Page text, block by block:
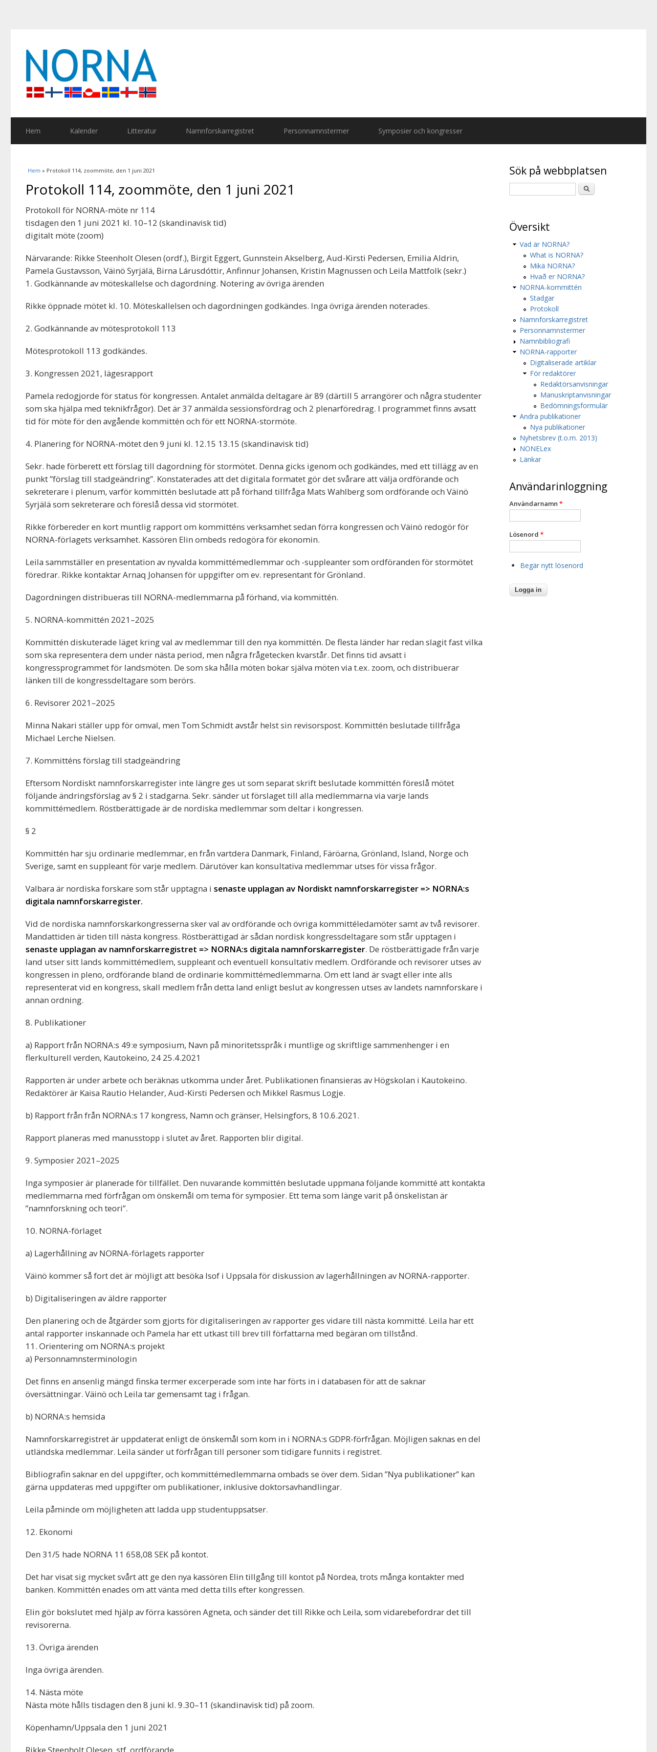
Hem Kalender Litteratur Namnforskarregistret Personnamnstermer Symposier och kongresser
Du är här
Hem » Protokoll 114, zoommöte, den 1 juni 2021
Protokoll 114, zoommöte, den 1 juni 2021
Protokoll för NORNA-möte nr 114
tisdagen den 1 juni 2021 kl. 10–12 (skandinavisk tid)
digitalt möte (zoom)
Närvarande: Rikke Steenholt Olesen (ordf.), Birgit Eggert, Gunnstein Akselberg, Aud-Kirsti Pedersen, Emilia Aldrin,
Pamela Gustavsson, Väinö Syrjälä, Birna Lárusdóttir, Anfinnur Johansen, Kristin Magnussen och Leila Mattfolk (sekr.)
1. Godkännande av möteskallelse och dagordning. Notering av övriga ärenden
Rikke öppnade mötet kl. 10. Möteskallelsen och dagordningen godkändes. Inga övriga ärenden noterades.
2. Godkännande av mötesprotokoll 113
Mötesprotokoll 113 godkändes.
3. Kongressen 2021, lägesrapport
Pamela redogjorde för status för kongressen. Antalet anmälda deltagare är 89 (därtill 5 arrangörer och några studenter
som ska hjälpa med teknikfrågor). Det är 37 anmälda sessionsfördrag och 2 plenarföredrag. I programmet finns avsatt
tid för möte för den avgående kommittén och för ett NORNA-stormöte.
4. Planering för NORNA-mötet den 9 juni kl. 12.15 13.15 (skandinavisk tid)
Sekr. hade förberett ett förslag till dagordning för stormötet. Denna gicks igenom och godkändes, med ett tillägg av en
punkt ”förslag till stadgeändring”. Konstaterades att det digitala formatet gör det svårare att välja ordförande och
sekreterare i plenum, varför kommittén beslutade att på förhand tillfråga Mats Wahlberg som ordförande och Väinö
Syrjälä som sekreterare och föreslå dessa vid stormötet.
Rikke förbereder en kort muntlig rapport om kommitténs verksamhet sedan förra kongressen och Väinö redogör för
NORNA-förlagets verksamhet. Kassören Elin ombeds redogöra för ekonomin.
Leila sammställer en presentation av nyvalda kommittémedlemmar och -suppleanter som ordföranden för stormötet
föredrar. Rikke kontaktar Arnaq Johansen för uppgifter om ev. representant för Grönland.
Dagordningen distribueras till NORNA-medlemmarna på förhand, via kommittén.
5. NORNA-kommittén 2021–2025
Kommittén diskuterade läget kring val av medlemmar till den nya kommittén. De flesta länder har redan slagit fast vilka
som ska representera dem under nästa period, men några frågetecken kvarstår. Det finns tid avsatt i
kongressprogrammet för landsmöten. De som ska hålla möten bokar själva möten via t.ex. zoom, och distribuerar
länken till de kongressdeltagare som berörs.
6. Revisorer 2021–2025
Minna Nakari ställer upp för omval, men Tom Schmidt avstår helst sin revisorspost. Kommittén beslutade tillfråga
Michael Lerche Nielsen.
7. Kommitténs förslag till stadgeändring
Eftersom Nordiskt namnforskarregister inte längre ges ut som separat skrift beslutade kommittén föreslå mötet
följande ändringsförslag av § 2 i stadgarna. Sekr. sänder ut förslaget till alla medlemmarna via varje lands
kommittémedlem. Röstberättigade är de nordiska medlemmar som deltar i kongressen.
§ 2
Kommittén har sju ordinarie medlemmar, en från vartdera Danmark, Finland, Färöarna, Grönland, Island, Norge och
Sverige, samt en suppleant för varje medlem. Därutöver kan konsultativa medlemmar utses för vissa frågor.
Valbara är nordiska forskare som står upptagna i senaste upplagan av Nordiskt namnforskarregister => NORNA:s
digitala namnforskarregister.
Vid de nordiska namnforskarkongresserna sker val av ordförande och övriga kommittéledamöter samt av två revisorer.
Mandattiden är tiden till nästa kongress. Röstberättigad är sådan nordisk kongressdeltagare som står upptagen i
senaste upplagan av namnforskarregistret => NORNA:s digitala namnforskarregister. De röstberättigade från varje
land utser sitt lands kommittémedlem, suppleant och eventuell konsultativ medlem. Ordförande och revisorer utses av
kongressen in pleno, ordförande bland de ordinarie kommittémedlemmarna. Om ett land är svagt eller inte alls
representerat vid en kongress, skall medlem från detta land enligt beslut av kongressen utses av landets namnforskare i
annan ordning.
8. Publikationer
a) Rapport från NORNA:s 49:e symposium, Navn på minoritetsspråk i muntlige og skriftlige sammenhenger i en
flerkulturell verden, Kautokeino, 24 25.4.2021
Rapporten är under arbete och beräknas utkomma under året. Publikationen finansieras av Högskolan i Kautokeino.
Redaktörer är Kaisa Rautio Helander, Aud-Kirsti Pedersen och Mikkel Rasmus Logje.
b) Rapport från från NORNA:s 17 kongress, Namn och gränser, Helsingfors, 8 10.6.2021.
Rapport planeras med manusstopp i slutet av året. Rapporten blir digital.
9. Symposier 2021–2025
Inga symposier är planerade för tillfället. Den nuvarande kommittén beslutade uppmana följande kommitté att kontakta
medlemmarna med förfrågan om önskemål om tema för symposier. Ett tema som länge varit på önskelistan är
”namnforskning och teori”.
10. NORNA-förlaget
a) Lagerhållning av NORNA-förlagets rapporter
Väinö kommer så fort det är möjligt att besöka Isof i Uppsala för diskussion av lagerhållningen av NORNA-rapporter.
b) Digitaliseringen av äldre rapporter
Den planering och de åtgärder som gjorts för digitaliseringen av rapporter ges vidare till nästa kommitté. Leila har ett
antal rapporter inskannade och Pamela har ett utkast till brev till författarna med begäran om tillstånd.
11. Orientering om NORNA:s projekt
a) Personnamnsterminologin
Det finns en ansenlig mängd finska termer excerperade som inte har förts in i databasen för att de saknar
översättningar. Väinö och Leila tar gemensamt tag i frågan.
b) NORNA:s hemsida
Namnforskarregistret är uppdaterat enligt de önskemål som kom in i NORNA:s GDPR-förfrågan. Möjligen saknas en del
utländska medlemmar. Leila sänder ut förfrågan till personer som tidigare funnits i registret.
Bibliografin saknar en del uppgifter, och kommittémedlemmarna ombads se över dem. Sidan ”Nya publikationer” kan
gärna uppdateras med uppgifter om publikationer, inklusive doktorsavhandlingar.
Leila påminde om möjligheten att ladda upp studentuppsatser.
12. Ekonomi
Den 31/5 hade NORNA 11 658,08 SEK på kontot.
Det har visat sig mycket svårt att ge den nya kassören Elin tillgång till kontot på Nordea, trots många kontakter med
banken. Kommittén enades om att vänta med detta tills efter kongressen.
Elin gör bokslutet med hjälp av förra kassören Agneta, och sänder det till Rikke och Leila, som vidarebefordrar det till
revisorerna.
13. Övriga ärenden
Inga övriga ärenden.
14. Nästa möte
Nästa möte hålls tisdagen den 8 juni kl. 9.30–11 (skandinavisk tid) på zoom.
Köpenhamn/Uppsala den 1 juni 2021
Rikke Steenholt Olesen, stf. ordförande
Sök på webbplatsen
Översikt
Vad är NORNA?
What is NORNA?
Mikä NORNA?
Hvað er NORNA?
NORNA-kommittén
Stadgar
Protokoll
Namnforskarregistret
Personnamnstermer
Namnbibliografi
NORNA-rapporter
Digitaliserade artiklar
För redaktörer
Redaktörsanvisningar
Manuskriptanvisningar
Bedömningsformulär
Andra publikationer
Nya publikationer
Nyhetsbrev (t.o.m. 2013)
NONELex
Länkar
Användarinloggning
Användarnamn *
Lösenord *
Begär nytt lösenord